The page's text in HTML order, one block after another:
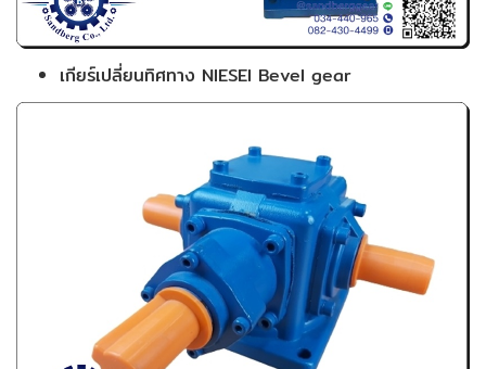
เกียร์เปลี่ยนทิศทาง NIESEI Bevel gear